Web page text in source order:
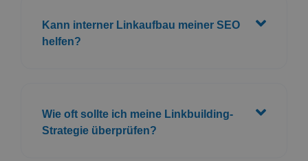
Kann interner Linkaufbau meiner SEO
helfen?
Wie oft sollte ich meine Linkbuilding-
Strategie überprüfen?